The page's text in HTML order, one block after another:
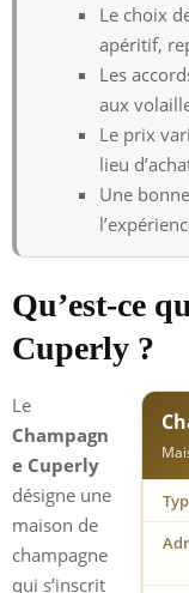
Le choix
apéritif,
Les
aux
Le prix
lieu
Une
Qu’est-ce
Cuperly ?
Le
Champagn
e Cuperly
désigne une
maison de
champagne
qui s’inscrit